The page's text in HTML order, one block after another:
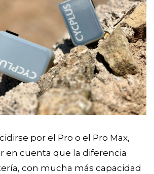
por el Pro o el Pro Max,
en cuenta que la diferencia
con mucha más capacidad